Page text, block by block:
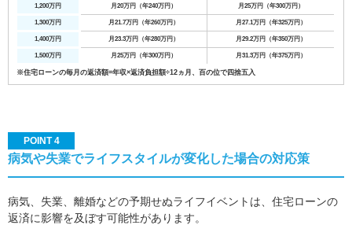
1,200万円 月20万円（年240万円） 月25万円（年300万円）
1,300万円 月21.7万円（年260万円） 月27.1万円（年325万円）
1,400万円 月23.3万円（年280万円） 月29.2万円（年350万円）
1,500万円 月25万円（年300万円） 月31.3万円（年375万円）
※住宅ローンの毎月の返済額=年収×返済負担額÷12ヵ月、百の位で四捨五入
POINT 4
病気や失業でライフスタイルが変化した場合の対応策
病気、失業、離婚などの予期せぬライフイベントは、住宅ローンの
返済に影響を及ぼす可能性があります。